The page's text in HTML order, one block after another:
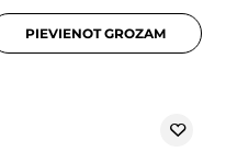
PIEVIENOT GROZAM